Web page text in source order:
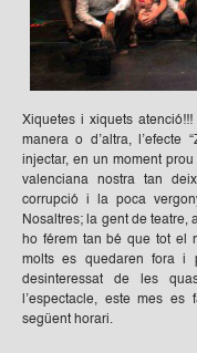
Xiquetes i xiquets
manera o d’altra, l’efecte
injectar, en un moment
valenciana nostra tan
corrupció i la poca
Nosaltres; la gent de teatre,
ho férem tan bé que tot el
molts es quedaren fora i
desinteressat de les
l’espectacle, este mes
següent horari.